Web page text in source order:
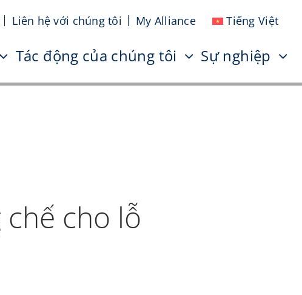
Liên hệ với chúng tôi My Alliance Tiếng Việt
Tác động của chúng tôi Sự nghiệp
cho lỗ